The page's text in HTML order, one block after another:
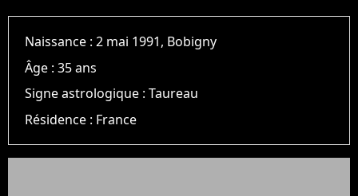
Naissance :2 mai 1991, Bobigny
Âge :35 ans
Signe astrologique :Taureau
Résidence : France